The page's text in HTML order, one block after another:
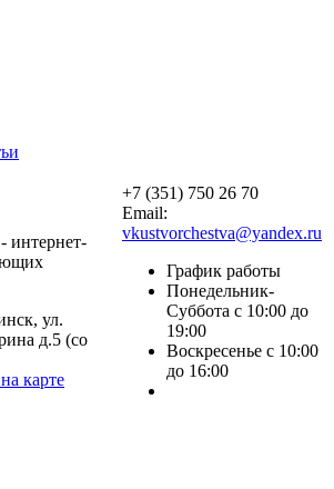
интернет-
ул.
д.5 (со
карте
+7 (351) 750 26 70
Email:
vkustvorchestva@yandex.ru
График работы
Понедельник-
Суббота с 10:00 до
19:00
Воскресенье с 10:00
до 16:00